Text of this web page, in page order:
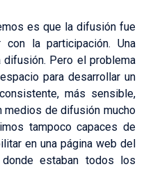
es que la difusión fue
la participación. Una
difusión. Pero el problema
para desarrollar un
más sensible,
medios de difusión mucho
tampoco capaces de
en una página web del
estaban todos los